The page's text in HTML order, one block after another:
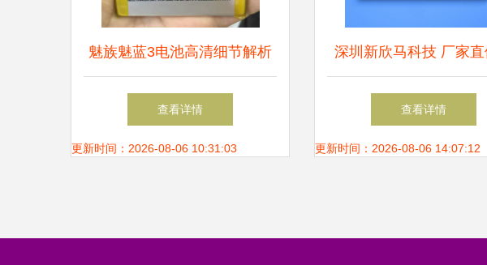
魅族魅蓝3电池高清细节解析
恒源力电池选型指南
查看详情
更新时间：2026-08-06 10:31:03
深圳新欣马科技 厂家
星I9250手机电池EB-
L1F2HVU，外贸订单
查看详情
更新时间：2026-08-06 14:07:12